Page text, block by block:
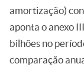
amortização)
aponta o anexo
bilhões no
comparação